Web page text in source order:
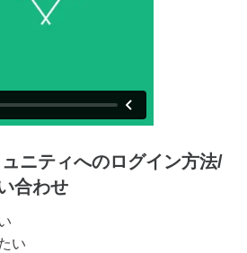
ニティへのログイン方法/
合わせ
い